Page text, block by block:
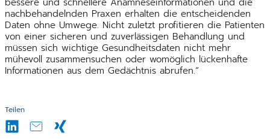
Teilen
nachbehandelnden Praxen erhalten die entscheidenden
Daten ohne Umwege. Nicht zuletzt profitieren die Patienten
von einer sicheren und zuverlässigen Behandlung und
müssen sich wichtige Gesundheitsdaten nicht mehr
mühevoll zusammensuchen oder womöglich lückenhafte
Informationen aus dem Gedächtnis abrufen.“